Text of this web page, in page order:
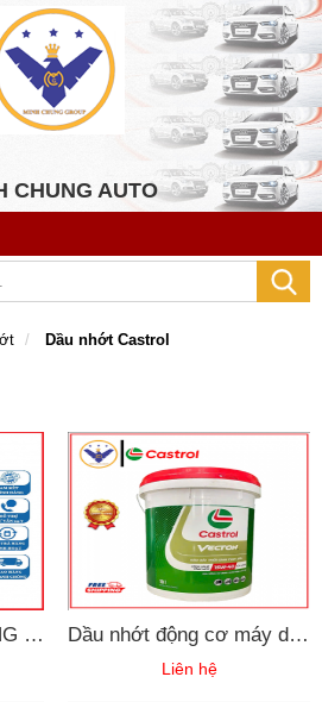
CHUNG AUTO
Dầu nhớt Castrol
]
Dầu nhớt động cơ máy dầu
CASTROL VECTON
Liên hệ